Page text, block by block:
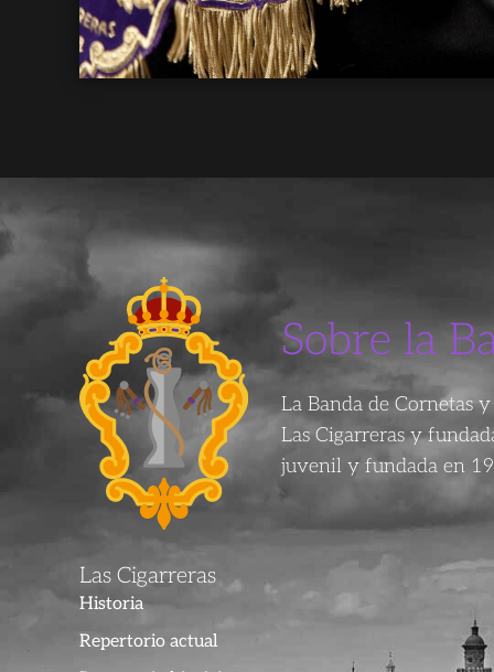
Sobre la
La Banda de Cornetas
Las Cigarreras y
juvenil y fundada en
Las Cigarreras
Historia
Repertorio actual